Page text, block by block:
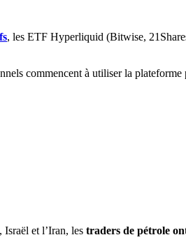
, les ETF Hyperliquid (Bitwise,
commencent à utiliser la plateforme
Israël et l’Iran, les traders de pétrole